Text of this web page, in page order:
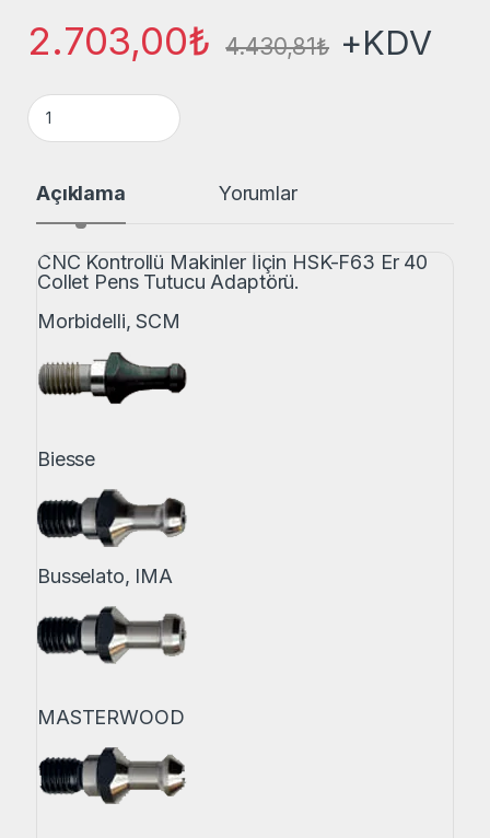
2.703,00₺ 4.430,81₺ +KDV
CMT Orange Tools ISO30 ER32 Tutucu Adaptör quantity
Açıklama Yorumlar
CNC Kontrollü Makinler İiçin HSK-F63 Er 40
Collet Pens Tutucu Adaptörü.
Morbidelli, SCM
Biesse
Busselato, IMA
MASTERWOOD